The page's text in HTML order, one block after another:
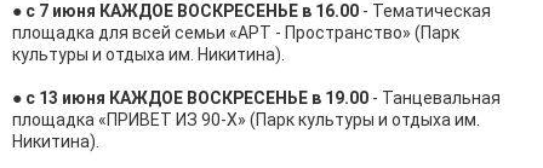
● с 7 июня КАЖДОЕ ВОСКРЕСЕНЬЕ в 16.00 - Тематическая
площадка для всей семьи «АРТ - Пространство» (Парк
культуры и отдыха им. Никитина).
● с 13 июня КАЖДОЕ ВОСКРЕСЕНЬЕ в 19.00 - Танцевальная
площадка «ПРИВЕТ ИЗ 90-Х» (Парк культуры и отдыха им.
Никитина).